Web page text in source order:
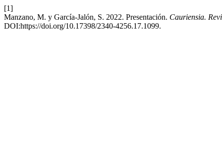
[1]
Manzano, M. y García-Jalón, S. 2022. Presentación. Cauriensia.
DOI:https://doi.org/10.17398/2340-4256.17.1099.